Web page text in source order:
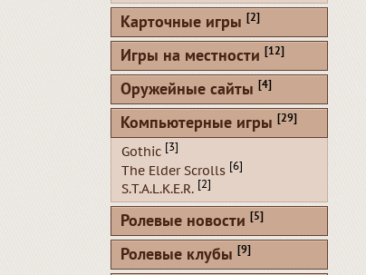
Карточные игры [2]
Игры на местности [12]
Оружейные сайты [4]
Компьютерные игры [29]
Gothic [3]
The Elder Scrolls [6]
S.T.A.L.K.E.R. [2]
Ролевые новости [5]
Ролевые клубы [9]